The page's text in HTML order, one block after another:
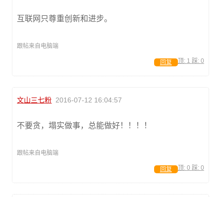
互联网只尊重创新和进步。
跟帖来自电脑端
顶: 1 踩: 0
回复
文山三七粉 2016-07-12 16:04:57
不要贪，塌实做事，总能做好！！！！
跟帖来自电脑端
顶: 0 踩: 0
回复